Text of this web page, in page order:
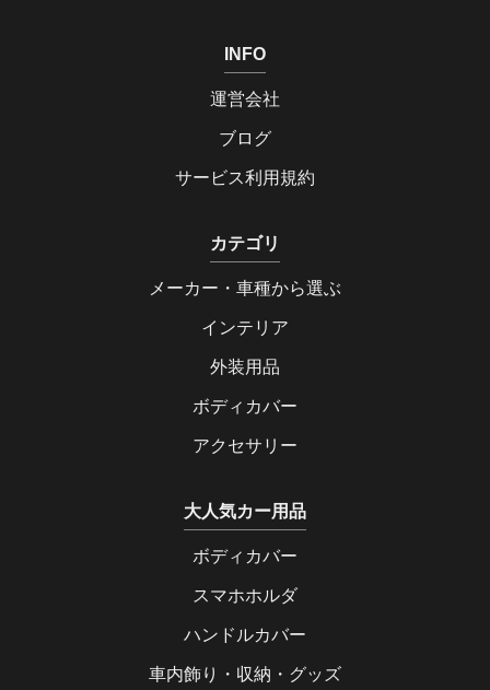
INFO
運営会社
ブログ
サービス利用規約
カテゴリ
メーカー・車種から選ぶ
インテリア
外装用品
ボディカバー
アクセサリー
大人気カー用品
ボディカバー
スマホホルダ
ハンドルカバー
車内飾り・収納・グッズ